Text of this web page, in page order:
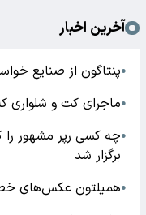
آخرین اخبار
●پنتاگون از صنایع
●ماجرای کت و شلواری که
●چه کسی رپر مشهور
برگزار شد
●همیلتون عکس‌های